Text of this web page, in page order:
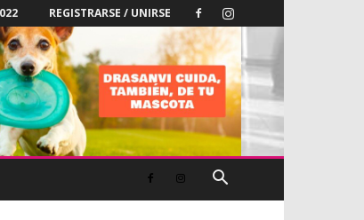
REGISTRARSE / UNIRSE